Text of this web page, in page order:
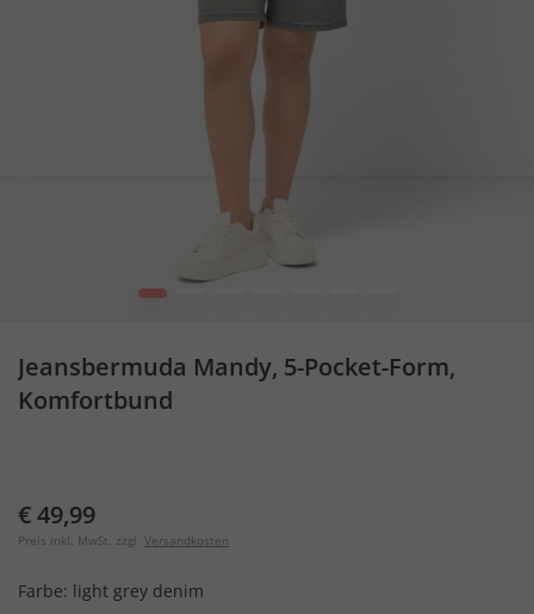
1
Jeansbermuda Mandy, 5-Pocket-Form,
Komfortbund
€ 49,99
Preis inkl. MwSt. zzgl. Versandkosten
Farbe: light grey denim